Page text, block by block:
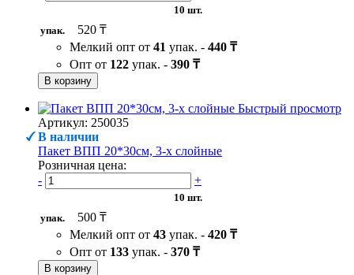
10 шт.
упак.
520 ₸
Мелкий опт от 41 упак. - 440 ₸
Опт от 122 упак. - 390 ₸
В корзину
Быстрый просмотр
Артикул: 250035
В наличии
Пакет ВПП 20*30см, 3-х слойные
Розничная цена:
-
+
10 шт.
упак.
500 ₸
Мелкий опт от 43 упак. - 420 ₸
Опт от 133 упак. - 370 ₸
В корзину